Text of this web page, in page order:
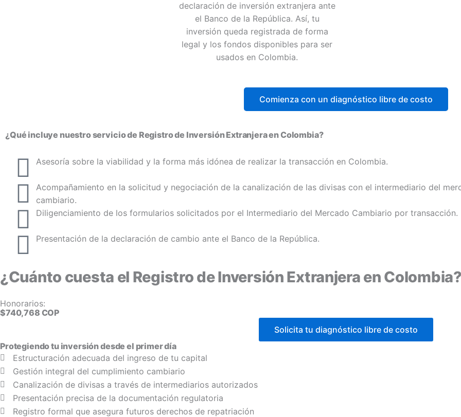
declaración de inversión extranjera ante
el Banco de la República. Así, tu
inversión queda registrada de forma
legal y los fondos disponibles para ser
usados en Colombia.
Comienza con un diagnóstico libre de costo
¿Qué incluye nuestro servicio de Registro de Inver sión Extranjera en Colombia?
Asesoría sobre la viabilidad y la forma más idónea de realizar la transacción en Colombia.
Acompañamiento en la solicitud y negociación de la canalización de las divisas con el intermediario del
cambiario.
Diligenciamiento de los formularios solicitados por el Intermediario del Mercado Cambiario por transacción.
Presentación de la declaración de cambio ante el Banco de la República.
¿Cuánto cuesta el Registro de Inver sión Extranjera en Colombia?
Honorarios:
$740,768 COP
Solicita tu diagnóstico libre de costo
Protegiendo tu inversión desde el primer día
Estructuración adecuada del ingreso de tu capital
Gestión integral del cumplimiento cambiario
Canalización de divisas a través de intermediarios autorizados
Presentación precisa de la documentación regulatoria
Registro formal que asegura futuros derechos de repatriación